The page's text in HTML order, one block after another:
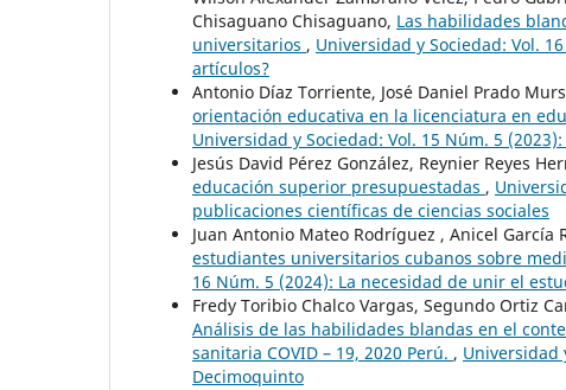
Chisaguano Chisaguano, Las habilidades
universitarios , Universidad y Sociedad: Vol.
artículos?
Antonio Díaz Torriente, José Daniel Prado
orientación educativa en la licenciatura en
Universidad y Sociedad: Vol. 15 Núm. 5
Jesús David Pérez González, Reynier Reyes
educación superior presupuestadas ,
publicaciones científicas de ciencias sociales
Juan Antonio Mateo Rodríguez , Anicel García
estudiantes universitarios cubanos sobre
16 Núm. 5 (2024): La necesidad de unir el
Fredy Toribio Chalco Vargas, Segundo Ortiz
Análisis de las habilidades blandas en el
sanitaria COVID – 19, 2020 Perú. , Universidad
Decimoquinto